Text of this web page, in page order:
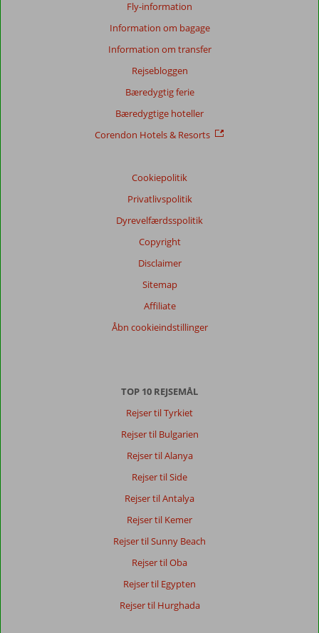
Fly-information
Information om bagage
Information om transfer
Rejsebloggen
Bæredygtig ferie
Bæredygtige hoteller
Corendon Hotels & Resorts
Cookiepolitik
Privatlivspolitik
Dyrevelfærdsspolitik
Copyright
Disclaimer
Sitemap
Affiliate
Åbn cookieindstillinger
TOP 10 REJSEMÅL
Rejser til Tyrkiet
Rejser til Bulgarien
Rejser til Alanya
Rejser til Side
Rejser til Antalya
Rejser til Kemer
Rejser til Sunny Beach
Rejser til Oba
Rejser til Egypten
Rejser til Hurghada